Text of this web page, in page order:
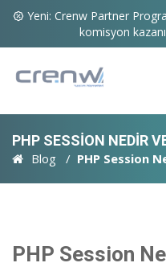
Yeni: Crenw Partner
komisyon
PHP SESSION NEDIR
Blog PHP Session
PHP Session